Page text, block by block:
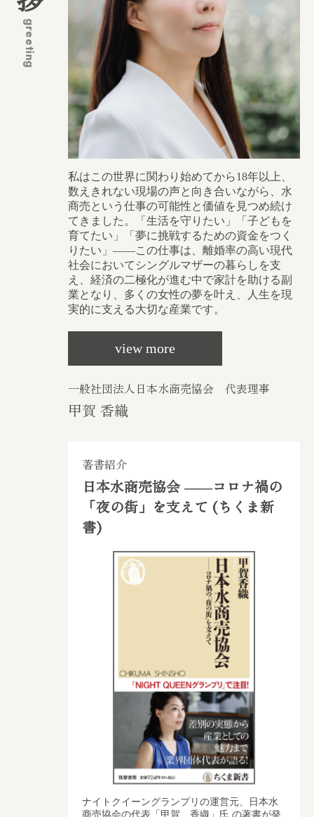
greeting
私はこの世界に関わり始めてから18年以上、
数えきれない現場の声と向き合いながら、水
商売という仕事の可能性と価値を見つめ続け
てきました。「生活を守りたい」「子どもを
育てたい」「夢に挑戦するための資金をつく
りたい」——この仕事は、離婚率の高い現代
社会においてシングルマザーの暮らしを支
え、経済の二極化が進む中で家計を助ける副
業となり、多くの女性の夢を叶え、人生を現
実的に支える大切な産業です。
view more
一般社団法人日本水商売協会 代表理事
甲賀 香織
著書紹介
日本水商売協会 ――コロナ禍の
「夜の街」を支えて (ちくま新
書)
ナイトクイーングランプリの運営元、日本水
商売協会の代表「甲賀 香織」氏 の著書が発